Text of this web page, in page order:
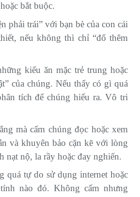
bắt buộc.
phải trái” với bạn bè của con cái
nếu không thì chỉ “đổ thêm
kiểu ăn mặc trẻ trung hoặc
của chúng. Nếu thấy có gì quá
tích để chúng hiểu ra. Vô tri
mà cấm chúng đọc hoặc xem
và khuyên bảo cặn kẽ với lòng
nạt nộ, la rầy hoặc đay nghiến.
quá tự do sử dụng internet hoặc
nào đó. Không cấm nhưng